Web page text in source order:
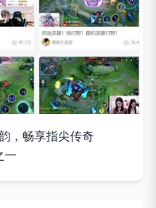
，畅享指尖传奇
一